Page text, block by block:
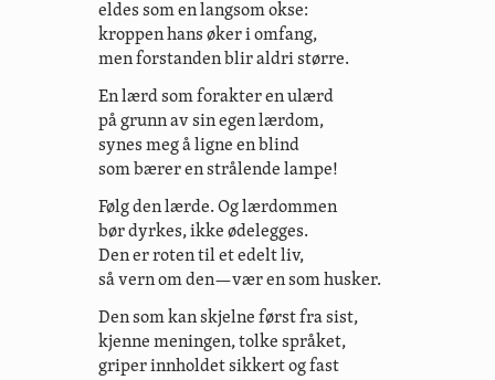
eldes som en langsom okse:
kroppen hans øker i omfang,
men forstanden blir aldri større.
En lærd som forakter en ulærd
på grunn av sin egen lærdom,
synes meg å ligne en blind
som bærer en strålende lampe!
Følg den lærde. Og lærdommen
bør dyrkes, ikke ødelegges.
Den er roten til et edelt liv,
så vern om den—vær en som husker.
Den som kan skjelne først fra sist,
kjenne meningen, tolke språket,
griper innholdet sikkert og fast